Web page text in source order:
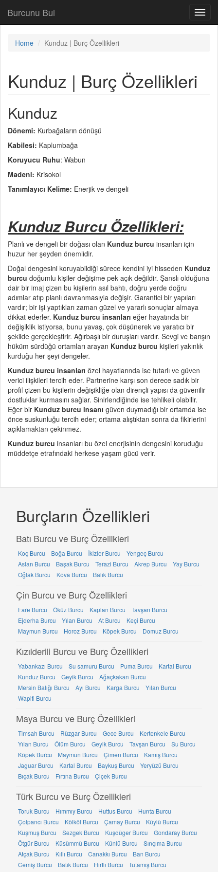
Burcunu Bul
Home Kunduz | Burç Özellikleri
Kunduz | Burç Özellikleri
Kunduz
Dönemi: Kurbağaların dönüşü
Kabilesi: Kaplumbağa
Koruyucu Ruhu: Wabun
Madeni: Krisokol
Tanımlayıcı Kelime: Enerjik ve dengeli
Kunduz Burcu Özellikleri:
Planlı ve dengeli bir doğası olan Kunduz burcu insanları için
huzur her şeyden önemlidir.
Doğal dengesini koruyabildiği sürece kendini iyi hisseden Kunduz
burcu doğumlu kişiler değişime pek açık değildir. Şanslı olduğuna
dair bir imaj çizen bu kişilerin asıl bahtı, doğru yerde doğru
adımlar atıp planlı davranmasıyla değişir. Garantici bir yapıları
vardır; bir işi yaptıkları zaman güzel ve yararlı sonuçlar almaya
dikkat ederler. Kunduz burcu insanları eğer hayatında bir
değişiklik istiyorsa, bunu yavaş, çok düşünerek ve yaratıcı bir
şekilde gerçekleştirir. Ağırbaşlı bir duruşları vardır. Sevgi ve barışın
hüküm sürdüğü ortamları arayan Kunduz burcu kişileri yakınlık
kurduğu her şeyi dengeler.
Kunduz burcu insanları özel hayatlarında ise tutarlı ve güven
verici ilişkileri tercih eder. Partnerine karşı son derece sadık bir
profil çizen bu kişilerin değişikliğe olan dirençli yapısı da güvenilir
dostluklar kurmasını sağlar. Sinirlendiğinde ise tehlikeli olabilir.
Eğer bir Kunduz burcu insanı güven duymadığı bir ortamda ise
önce suskunluğu tercih eder; ortama alıştıktan sonra da fikirlerini
açıklamaktan çekinmez.
Kunduz burcu insanları bu özel enerjisinin dengesini koruduğu
müddetçe etrafındaki herkese yaşam gücü verir.
Burçların Özellikleri
Batı Burcu ve Burç Özellikleri
Koç Burcu Boğa Burcu İkizler Burcu
Yengeç Burcu
Aslan Burcu
Başak Burcu Terazi Burcu Akrep Burcu
Yay Burcu
Oğlak Burcu
Kova Burcu Balık Burcu
Çin Burcu ve Burç Özellikleri
Fare Burcu Öküz Burcu Kaplan Burcu
Tavşan Burcu
Ejderha Burcu
Yılan Burcu At Burcu
Keçi Burcu
Maymun Burcu
Horoz Burcu Köpek Burcu Domuz Burcu
Kızılderili Burcu ve Burç Özellikleri
Yabankazı Burcu Su samuru Burcu Puma Burcu
Kartal Burcu
Kunduz Burcu
Geyik Burcu
Ağaçkakan Burcu
Mersin Balığı Burcu
Ayı Burcu Karga Burcu
Yılan Burcu
Wapiti Burcu
Maya Burcu ve Burç Özellikleri
Timsah Burcu Rüzgar Burcu Gece Burcu
Kertenkele Burcu
Yılan Burcu
Ölüm Burcu Geyik Burcu Tavşan Burcu
Su Burcu
Köpek Burcu
Maymun Burcu Çimen Burcu
Kamış Burcu
Jaguar Burcu
Kartal Burcu Baykuş Burcu
Yeryüzü Burcu
Bıçak Burcu
Fırtına Burcu Çiçek Burcu
Türk Burcu ve Burç Özellikleri
Toruk Burcu Hımmıy Burcu Huttus Burcu
Hunta Burcu
Çolpancı Burcu
Kölköl Burcu Çamay Burcu
Küylü Burcu
Kuşmuş Burcu
Sezgek Burcu Kuşdüger Burcu
Gondaray Burcu
Ötgür Burcu
Küsümmü Burcu Künlü Burcu
Sınçıma Burcu
Atçak Burcu
Kıllı Burcu Canakkı Burcu
Ban Burcu
Cemiş Burcu
Batık Burcu Hırtlı Burcu
Tutamış Burcu